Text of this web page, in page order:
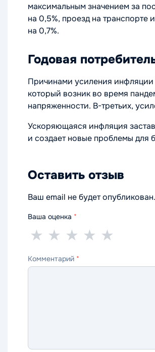
максимальным значением за
на 0,5%, проезд на
на 0,7%.
Годовая
Причинами усиления
который возник во время
напряженности. В-третьих,
Ускоряющаяся инфляция
и создает новые проблемы для
Оставить отзыв
Ваш email не будет
Ваша оценка *
5
—
★
4
—
★
3
—
★
2
—
★
1
—
★
Комментарий *